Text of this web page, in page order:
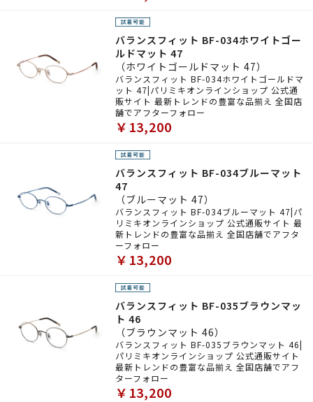
バランスフィット BF-034ホワイトゴー
ルドマット 47
（ホワイトゴールドマット 47）
バランスフィット BF-034ホワイトゴールドマ
ット 47|パリミキオンラインショップ 公式通
販サイト 最新トレンドの豊富な品揃え 全国店
舗でアフターフォロー
￥13,200
バランスフィット BF-034ブルーマット
47
（ブルーマット 47）
バランスフィット BF-034ブルーマット 47|パ
リミキオンラインショップ 公式通販サイト 最
新トレンドの豊富な品揃え 全国店舗でアフタ
ーフォロー
￥13,200
バランスフィット BF-035ブラウンマッ
ト 46
（ブラウンマット 46）
バランスフィット BF-035ブラウンマット 46|
パリミキオンラインショップ 公式通販サイト
最新トレンドの豊富な品揃え 全国店舗でアフ
ターフォロー
￥13,200